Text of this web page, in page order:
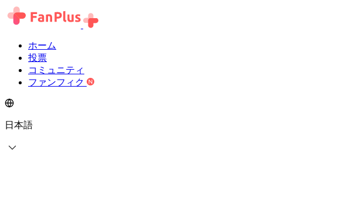
ホーム
投票
コミュニティ
ファンフィク
日本語